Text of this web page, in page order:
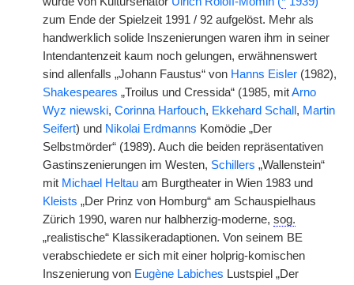
zum Ende der Spielzeit 1991 / 92 aufgelöst. Mehr als
handwerklich solide Inszenierungen waren ihm in seiner
Intendantenzeit kaum noch gelungen, erwähnenswert
sind allenfalls „Johann Faustus“ von Hanns Eisler (1982),
Shakespeares „Troilus und Cressida“ (1985, mitArno
Wyz niewski, Corinna Harfouch, Ekkehard Schall , Martin
Seifert) und Nikolai Erdmanns Komödie „Der
Selbstmörder“ (1989). Auch die beiden repräsentativen
Gastinszenierungen im Westen, Schillers „Wallenstein“
mit Michael Heltau am Burgtheater in Wien 1983 und
Kleists „Der Prinz von Homburg“ am Schauspielhaus
Zürich 1990, waren nur halbherzig-moderne, sog.
„realistische“ Klassikeradaptionen. Von seinem BE
verabschiedete er sich mit einer holprig-komischen
Inszenierung von Eugène Labiches Lustspiel „Der